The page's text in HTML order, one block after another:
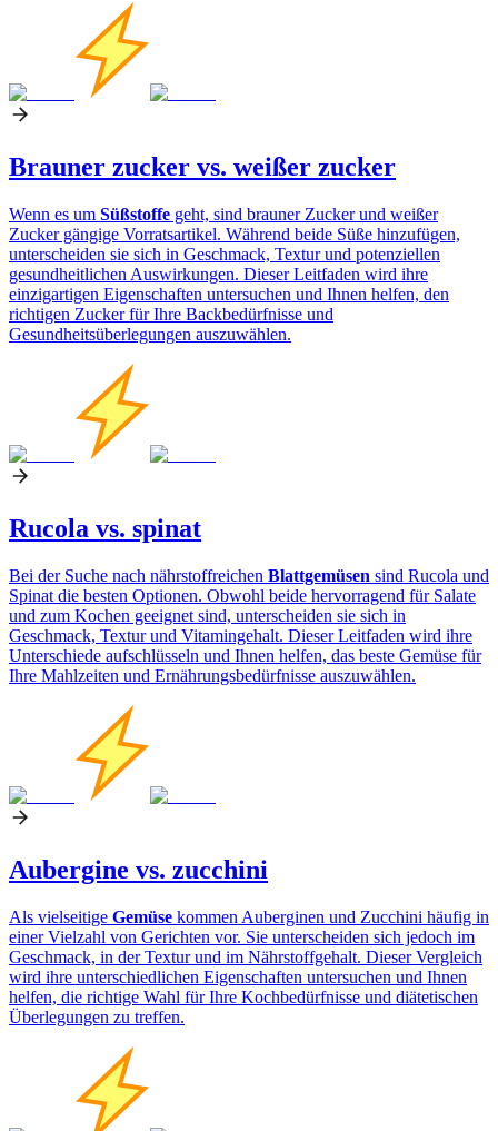
Brauner zucker vs. weißer zucker
Wenn es um Süßstoffe geht, sind brauner Zucker und weißer
Zucker gängige Vorratsartikel. Während beide Süße hinzufügen,
unterscheiden sie sich in Geschmack, Textur und potenziellen
gesundheitlichen Auswirkungen. Dieser Leitfaden wird ihre
einzigartigen Eigenschaften untersuchen und Ihnen helfen, den
richtigen Zucker für Ihre Backbedürfnisse und
Gesundheitsüberlegungen auszuwählen.
Rucola vs. spinat
Bei der Suche nach nährstoffreichen Blattgemüsen sind Rucola und
Spinat die besten Optionen. Obwohl beide hervorragend für Salate
und zum Kochen geeignet sind, unterscheiden sie sich in
Geschmack, Textur und Vitamingehalt. Dieser Leitfaden wird ihre
Unterschiede aufschlüsseln und Ihnen helfen, das beste Gemüse für
Ihre Mahlzeiten und Ernährungsbedürfnisse auszuwählen.
Aubergine vs. zucchini
Als vielseitige Gemüse kommen Auberginen und Zucchini häufig in
einer Vielzahl von Gerichten vor. Sie unterscheiden sich jedoch im
Geschmack, in der Textur und im Nährstoffgehalt. Dieser Vergleich
wird ihre unterschiedlichen Eigenschaften untersuchen und Ihnen
helfen, die richtige Wahl für Ihre Kochbedürfnisse und diätetischen
Überlegungen zu treffen.